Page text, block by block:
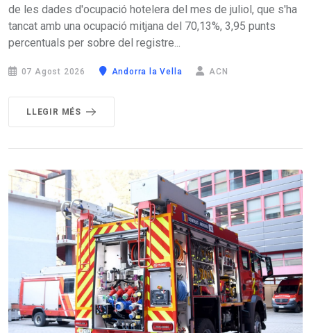
de les dades d'ocupació hotelera del mes de juliol, que s'ha
tancat amb una ocupació mitjana del 70,13%, 3,95 punts
percentuals per sobre del registre...
07 Agost 2026 Andorra la Vella ACN
LLEGIR MÉS